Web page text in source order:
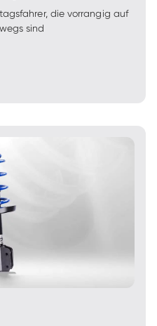
die vorrangig auf
sind